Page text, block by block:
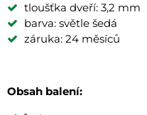
tloušťka dveří: 3,2 mm
barva: světle šedá
záruka: 24 měsíců
Obsah balení: